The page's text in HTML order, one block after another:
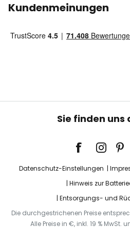
Kundenmeinungen
Sie finden uns
Datenschutz-Einstellungen
Hinweis zur
Entsorgungs- und
Die durchgestrichenen Preise
Alle Preise in €, inkl. 19 % MwSt.